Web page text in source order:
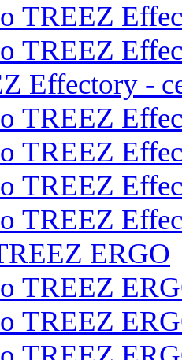
TREEZ
TREEZ
Effectory -
TREEZ
TREEZ
TREEZ
TREEZ
ERGO
TREEZ
TREEZ